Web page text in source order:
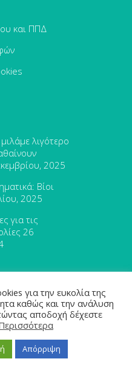
και ΠΠΔ
λιγότερο
2025
Βίοι
2025
για τις
26
leximathia.gr © 2024
για την ευκολία της
καθώς και την ανάλυση
αποδοχή δέχεστε
Απόρριψη